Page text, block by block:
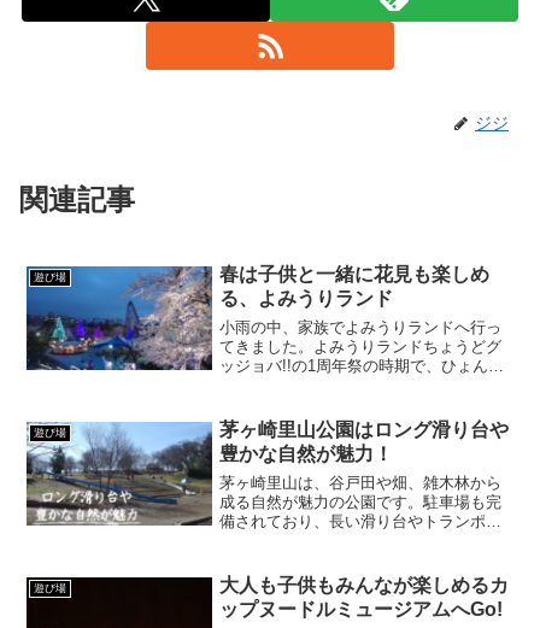
ジジ
関連記事
遊び場
春は子供と一緒に花見も楽しめ
る、よみうりランド
小雨の中、家族でよみうりランドへ行っ
てきました。よみうりランドちょうどグ
ッジョバ!!の1周年祭の時期で、ひょんな
したが、あいにくの雨のお陰でかなり空
いてました。車で行...
遊び場
茅ヶ崎里山公園はロング滑り台や
豊かな自然が魅力！
茅ヶ崎里山は、谷戸田や畑、雑木林から
成る自然が魅力の公園です。駐車場も完
備されており、長い滑り台やトランポリ
のがおすすめ。
遊び場
大人も子供もみんなが楽しめるカ
ップヌードルミュージアムへGo!